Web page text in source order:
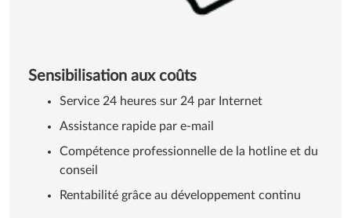
Sensibilisation aux coûts
Service 24 heures sur 24 par Internet
Assistance rapide par e-mail
Compétence professionnelle de la hotline et du
conseil
Rentabilité grâce au développement continu